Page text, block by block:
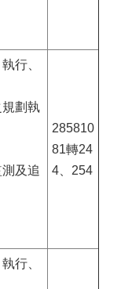
行、
劃執
及追
285810
81轉24
4、254
行、